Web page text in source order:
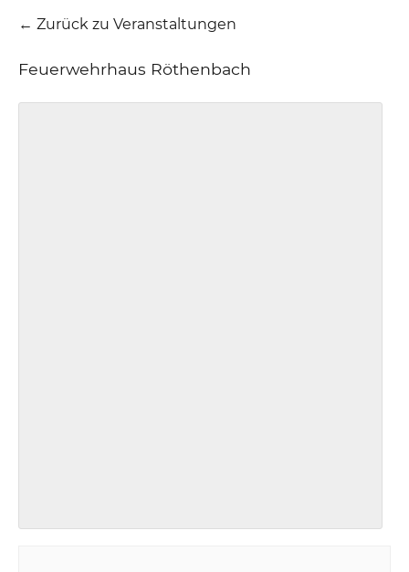
← Zurück zu Veranstaltungen
Feuerwehrhaus Röthenbach